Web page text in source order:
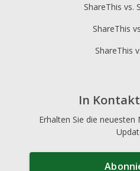
ShareThis vs.
ShareThis
ShareThis
In
Erhalten Sie die neuesten